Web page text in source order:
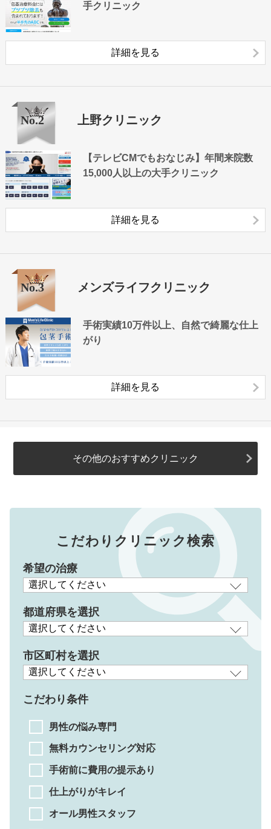
手クリニック
詳細を見る
No.2 上野クリニック
【テレビCMでもおなじみ】年間来院数
15,000人以上の大手クリニック
詳細を見る
No.3 メンズライフクリニック
手術実績10万件以上、自然で綺麗な仕上
がり
詳細を見る
その他のおすすめクリニック
こだわりクリニック検索
希望の治療
都道府県を選択
市区町村を選択
こだわり条件
男性の悩み専門
無料カウンセリング対応
手術前に費用の提示あり
仕上がりがキレイ
オール男性スタッフ